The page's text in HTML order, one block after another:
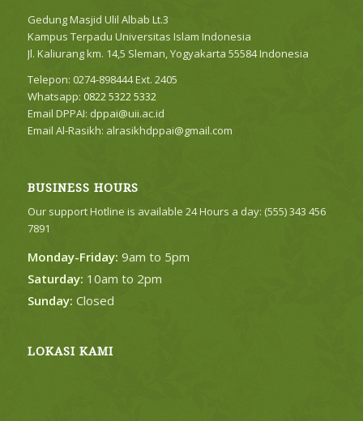
Gedung Masjid Ulil Albab Lt.3
Kampus Terpadu Universitas Islam Indonesia
Jl. Kaliurang km. 14,5 Sleman, Yogyakarta 55584 Indonesia
Telepon: 0274-898444 Ext. 2405
Whatsapp: 0822 5322 5332
Email DPPAI: dppai@uii.ac.id
Email Al-Rasikh: alrasikhdppai@gmail.com
BUSINESS HOURS
Our support Hotline is available 24 Hours a day: (555) 343 456
7891
Monday-Friday: 9am to 5pm
Saturday: 10am to 2pm
Sunday: Closed
LOKASI KAMI